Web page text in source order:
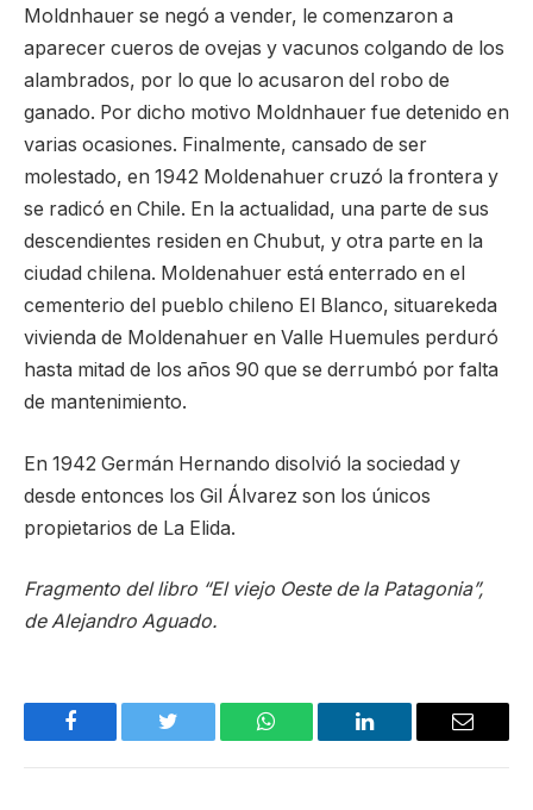
Moldnhauer se negó a vender, le comenzaron a
aparecer cueros de ovejas y vacunos colgando de los
alambrados, por lo que lo acusaron del robo de
ganado. Por dicho motivo Moldnhauer fue detenido en
varias ocasiones. Finalmente, cansado de ser
molestado, en 1942 Moldenahuer cruzó la frontera y
se radicó en Chile. En la actualidad, una parte de sus
descendientes residen en Chubut, y otra parte en la
ciudad chilena. Moldenahuer está enterrado en el
cementerio del pueblo chileno El Blanco, situarekeda
vivienda de Moldenahuer en Valle Huemules perduró
hasta mitad de los años 90 que se derrumbó por falta
de mantenimiento.
En 1942 Germán Hernando disolvió la sociedad y
desde entonces los Gil Álvarez son los únicos
propietarios de La Elida.
Fragmento del libro “El viejo Oeste de la Patagonia”,
de Alejandro Aguado.
Facebook Twitter WhatsApp LinkedIn Email